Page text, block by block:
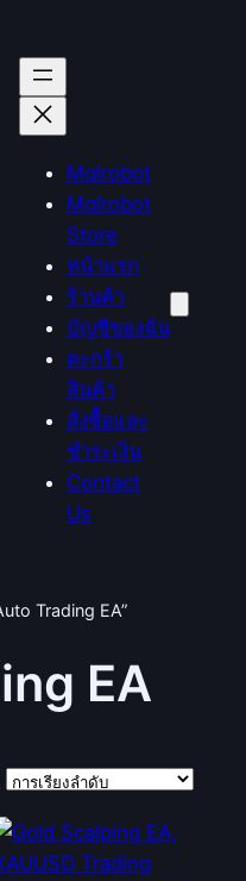
Mqlrobot
Mqlrobot
Store
หน้าแรก
ร้านค้า
บัญชีของฉัน
ตะกร้า
สินค้า
สั่งซื้อและ
ชำระเงิน
Contact
Us
Trading EA”
EA